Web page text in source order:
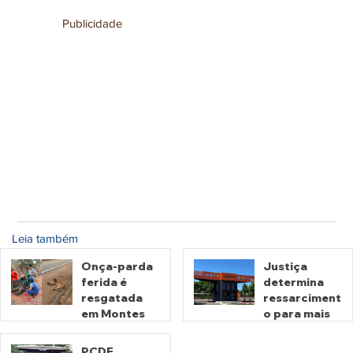
Publicidade
Leia também
Onça-parda
ferida é
resgatada
em Montes
Goiás
Justiça
determina
ressarciment
o para mais